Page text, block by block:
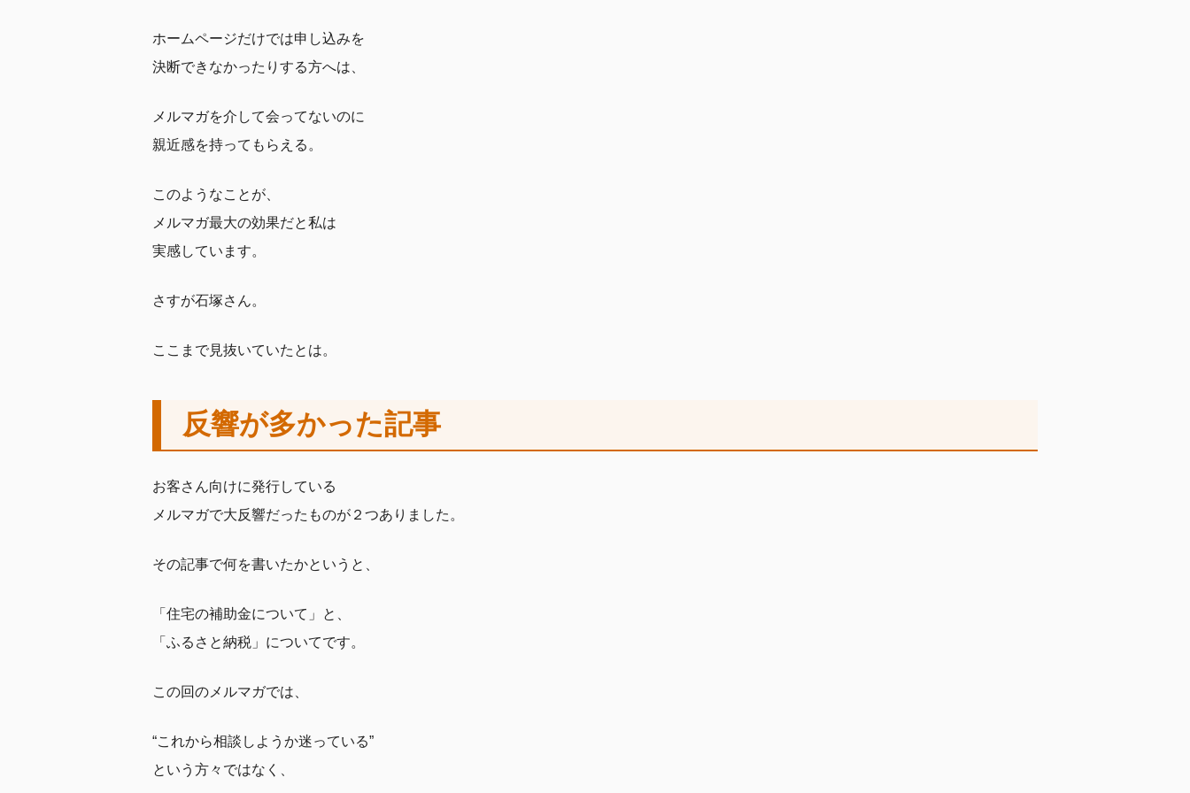
ホームページだけでは申し込みを
決断できなかったりする方へは、
メルマガを介して会ってないのに
親近感を持ってもらえる。
このようなことが、
メルマガ最大の効果だと私は
実感しています。
さすが石塚さん。
ここまで見抜いていたとは。
反響が多かった記事
お客さん向けに発行している
メルマガで大反響だったものが２つありました。
その記事で何を書いたかというと、
「住宅の補助金について」と、
「ふるさと納税」についてです。
この回のメルマガでは、
“これから相談しようか迷っている”
という方々ではなく、